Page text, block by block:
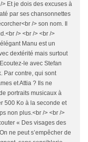
> Et je dois des excuses à
par ses chansonnettes
/> son nom. Il
/> <br /> <br />
Manu est un
dextérité mais surtout
le avec Stefan
Par contre, qui sont
et Attia ? Ils ne
portraits musicaux à
500 Ko à la seconde et
non plus.<br /> <br />
« Des visages des
ne peut s’empêcher de